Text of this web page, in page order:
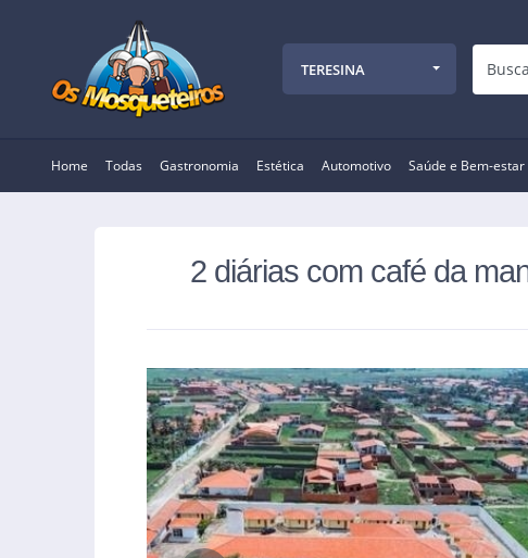
TERESINA
Home Todas Gastronomia Estética Automotivo Saúde e Bem-estar
2 diárias com café da